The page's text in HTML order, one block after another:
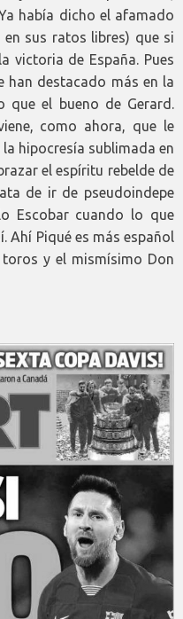
había dicho el afamado
sus ratos libres) que si
victoria de España. Pues
han destacado más en la
que el bueno de Gerard.
como ahora, que le
hipocresía sublimada en
el espíritu rebelde de
de ir de pseudoindepe
Escobar cuando lo que
Ahí Piqué es más español
y el mismísimo Don